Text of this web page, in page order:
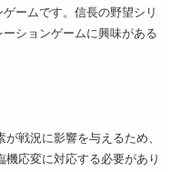
ームです。信長の野望シリ
ションゲームに興味がある
戦況に影響を与えるため、
応変に対応する必要があり